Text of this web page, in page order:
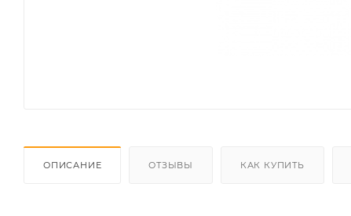
ОПИСАНИЕ ОТЗЫВЫ КАК КУПИТЬ